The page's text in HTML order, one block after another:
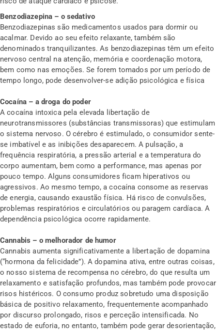
Benzodiazepina – o sedativo
Benzodiazepinas são medicamentos usados para dormir ou
acalmar. Devido ao seu efeito relaxante, também são
denominados tranquilizantes. As benzodiazepinas têm um efeito
nervoso central na atenção, memória e coordenação motora,
bem como nas emoções. Se forem tomados por um período de
tempo longo, pode desenvolver-se adição psicológica e física
Cocaína – a droga do poder
A cocaína intoxica pela elevada libertação de
neurotransmissores (substâncias transmissoras) que estimulam
o sistema nervoso. O cérebro é estimulado, o consumidor sente-
se imbatível e as inibições desaparecem. A pulsação, a
frequência respiratória, a pressão arterial e a temperatura do
corpo aumentam, bem como a performance, mas apenas por
pouco tempo. Alguns consumidores ficam hiperativos ou
agressivos. Ao mesmo tempo, a cocaína consome as reservas
de energia, causando exaustão física. Há risco de convulsões,
problemas respiratórios e circulatórios ou paragem cardíaca. A
dependência psicológica ocorre rapidamente.
Cannabis – o melhorador de humor
Cannabis aumenta significativamente a libertação de dopamina
(“hormona da felicidade”). A dopamina ativa, entre outras coisas,
o nosso sistema de recompensa no cérebro, do que resulta um
relaxamento e satisfação profundos, mas também pode provocar
risos histéricos. O consumo produz sobretudo uma disposição
básica de positivo relaxamento, frequentemente acompanhado
por discurso prolongado, risos e perceção intensificada. No
estado de euforia, no entanto, também pode gerar desorientação,